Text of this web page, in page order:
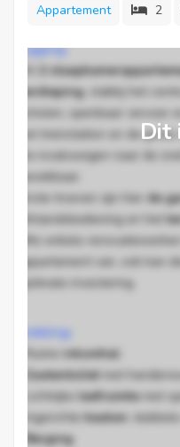
Appartement 2
Dit
Ligging:
2-
verdieping, vlakbij het
scholen, openbaar vervoer
het treinstation en de grote
De invalswegen naar de
bereikbaar.
Grote troeven zijn hier de
afstandsbediening en het
Mits enkele
appartement van, ook kan
optimale investering.
Indeling:
. Ruime inkomhal
Gastentoiletmet
Lichtrijke leefruimtemet
Ingerichte keuken
:
. Berging.